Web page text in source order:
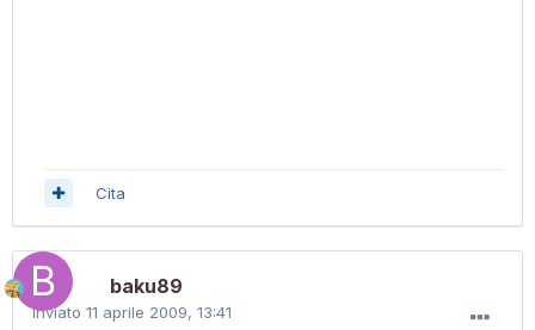
Cita
baku89
Inviato 11 aprile 2009, 13:41